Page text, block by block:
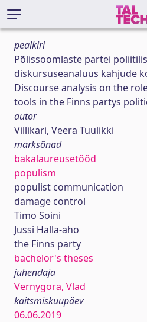
pealkiri
Põlissoomlaste partei
diskursuseanalüüs kahjude
Discourse analysis on the
tools in the Finns partys
autor
Villikari, Veera Tuulikki
märksõnad
bakalaureusetööd
populism
populist communication
damage control
Timo Soini
Jussi Halla-aho
the Finns party
bachelor's theses
juhendaja
Vernygora, Vlad
kaitsmiskuupäev
06.06.2019